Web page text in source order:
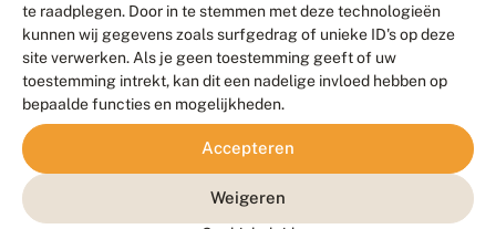
te raadplegen. Door in te stemmen met deze technologieën
kunnen wij gegevens zoals surfgedrag of unieke ID's op deze
site verwerken. Als je geen toestemming geeft of uw
toestemming intrekt, kan dit een nadelige invloed hebben op
bepaalde functies en mogelijkheden.
Accepteren
Weigeren
Contact
Veelgestelde vragen
Meld waarnemingen© 2026 Vlinderstichting
Duurzaam ontwikkeld door
Go2People
, ontworpen door
Blue Field Agency
Privacy
Disclaimer
Sitemap